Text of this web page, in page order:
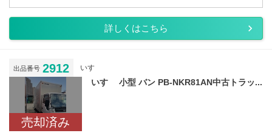
詳しくはこちら
出品番号 2912 いすゞ
売却済み
いすゞ 小型 バン PB-NKR81AN中古トラッ...